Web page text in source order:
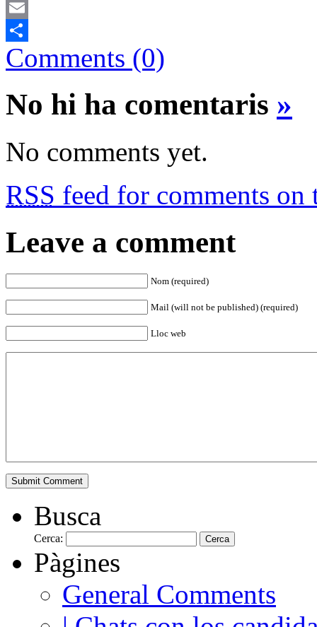
Mastodon
Email
Comparteix
Comments (0)
No hi ha comentaris »
No comments yet.
RSS feed for comments on
Leave a comment
Nom (required)
Mail (will not be published) (required)
Lloc web
Busca
Cerca:
Pàgines
General Comments